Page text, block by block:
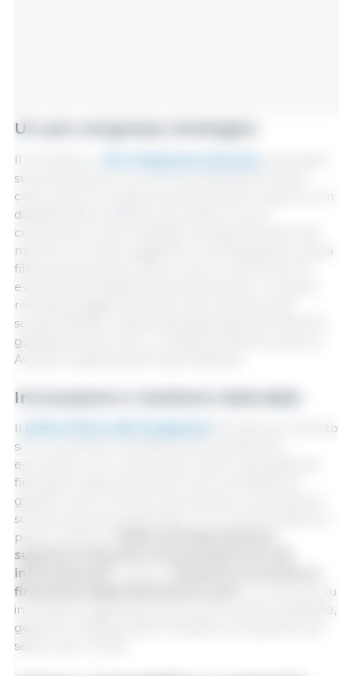
Un pre-congresso strategico
Il 15 ottobre, il
sulla lavorazione e la commercializzazione della
carne suina, il programma di business si è aperto con
dibattiti sulla proiezione del settore verso i
consumatori, sulle strategie di posizionamento del
marchio, sul valore aggiunto e sull'integrazione della
filiera di produzione suina. Si sono svolti anche tre
eventi privati ​​ospitati da aziende sponsor: la tavola
rotonda di aggiornamento sulla nutrizione dei
suinetti AB Neo, l'Assemblea generale dell'OIPORC,
guidata da Opormex, e i DanBred 2025 Excellence
Awards, organizzati da Cipa-DanBred.
Innovazione e Gestione Aziendale
Il
(16 ottobre) l'evento
si è concentrato sull'efficienza produttiva ed
economica, con conferenze e panel sulla gestione
finanziaria negli allevamenti suini, sull'efficienza
globale, sulla nutrizione di precisione, sulla salute e
sulla produzione sostenibile. Tra i momenti salienti, il
panel di settore
superare le barriere nei principali mercati
internazionali"
finanziaria degli allevamenti suini
" e workshop su
innovazione applicata, biosicurezza, salute intestinale,
gestione predittiva delle malattie e prospettive del
settore per il 2030.